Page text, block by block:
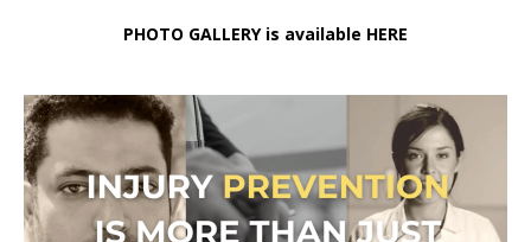
PHOTO GALLERY is available HERE